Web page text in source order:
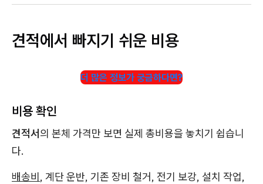
견적에서 빠지기 쉬운 비용
더 많은 정보가 궁금하다면?
비용 확인
견적서의 본체 가격만 보면 실제 총비용을 놓치기 쉽습니
다.
배송비, 계단 운반, 기존 장비 철거, 전기 보강, 설치 작업,